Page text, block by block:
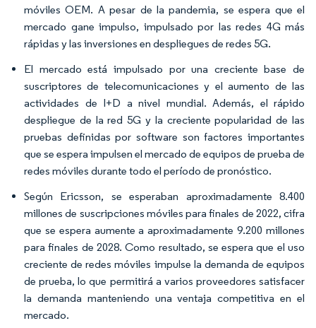
móviles OEM. A pesar de la pandemia, se espera que el
mercado gane impulso, impulsado por las redes 4G más
rápidas y las inversiones en despliegues de redes 5G.
El mercado está impulsado por una creciente base de
suscriptores de telecomunicaciones y el aumento de las
actividades de I+D a nivel mundial. Además, el rápido
despliegue de la red 5G y la creciente popularidad de las
pruebas definidas por software son factores importantes
que se espera impulsen el mercado de equipos de prueba de
redes móviles durante todo el período de pronóstico.
Según Ericsson, se esperaban aproximadamente 8.400
millones de suscripciones móviles para finales de 2022, cifra
que se espera aumente a aproximadamente 9.200 millones
para finales de 2028. Como resultado, se espera que el uso
creciente de redes móviles impulse la demanda de equipos
de prueba, lo que permitirá a varios proveedores satisfacer
la demanda manteniendo una ventaja competitiva en el
mercado.